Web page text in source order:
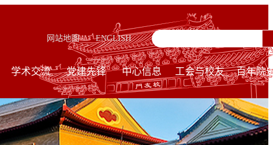
网站地图 ENGLISH
学术交流 党建先锋 中心信息 工会与校友 百年院